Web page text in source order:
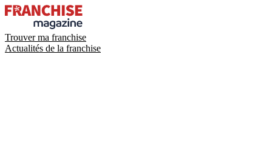
Trouver ma franchise
Actualités de la franchise